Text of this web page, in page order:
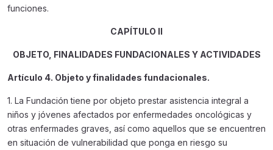
funciones.
CAPÍTULO II
OBJETO, FINALIDADES FUNDACIONALES Y ACTIVIDADES
Artículo 4. Objeto y finalidades fundacionales.
1. La Fundación tiene por objeto prestar asistencia integral a
niños y jóvenes afectados por enfermedades oncológicas y
otras enfermades graves, así como aquellos que se encuentren
en situación de vulnerabilidad que ponga en riesgo su